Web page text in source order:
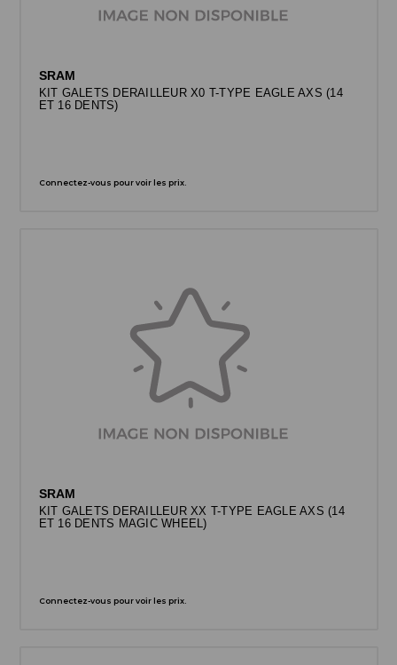
SRAM
KIT GALETS DERAILLEUR X0 T-TYPE EAGLE AXS (14
ET 16 DENTS)
Connectez-vous pour voir les prix.
SRAM
KIT GALETS DERAILLEUR XX T-TYPE EAGLE AXS (14
ET 16 DENTS MAGIC WHEEL)
Connectez-vous pour voir les prix.